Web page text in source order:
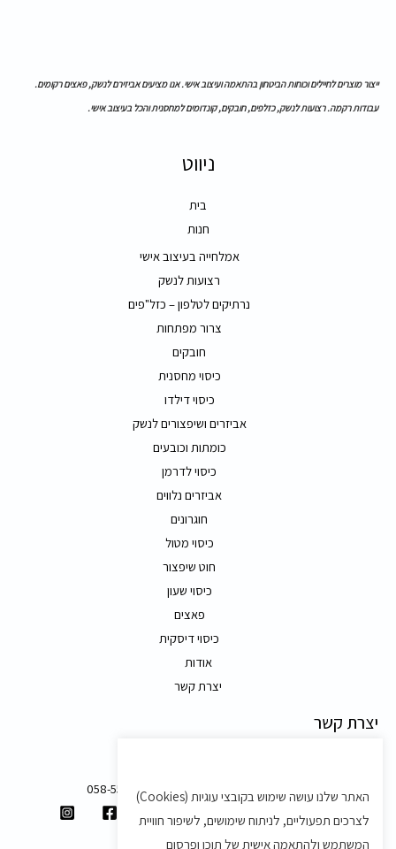
ייצור מוצרים לחיילים וכוחות הביטחון בהתאמה ועיצוב אישי. אנו מציעים אביזירם לנשק, פאצים רקומים.
עבודות רקמה. רצועות לנשק, כזלפים, חובקים, קונדומים למחסנית והכל בעיצוב אישי.
ניווט
בית
חנות
אמלחייה בעיצוב אישי
רצועות לנשק
נרתיקים לטלפון – כזל"פים
צרור מפתחות
חובקים
כיסוי מחסנית
כיסוי דילדו
אביזרים ושיפצורים לנשק
כומתות וכובעים
כיסוי לדרמן
אביזרים נלווים
חוגרונים
כיסוי מטול
חוט שיפצור
כיסוי שעון
פאצים
כיסוי דיסקית
אודות
יצרת קשר
יצרת קשר
058-5557588
shvartz.order@gmail.com
האתר שלנו עושה שימוש בקובצי עוגיות (Cookies)
לצרכים תפעוליים, לניתוח שימושים, לשיפור חוויית
המשתמש ולהתאמה אישית של תוכן ופרסום